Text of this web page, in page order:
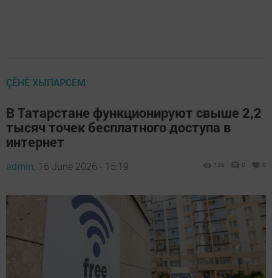
ÇӖНӖ ХЫПАРСЕМ
В Татарстане функционируют свыше 2,2
тысяч точек бесплатного доступа в
интернет
admin, 16 June 2026 - 15:19 136 0 0